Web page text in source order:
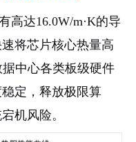
高达16.0W/m·K的导
将芯片核心热量高
据中心各类板级硬件
定，释放极限算
机风险。